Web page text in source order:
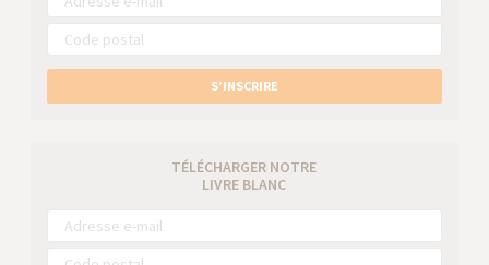
S’INSCRIRE
TÉLÉCHARGER NOTRE
LIVRE BLANC